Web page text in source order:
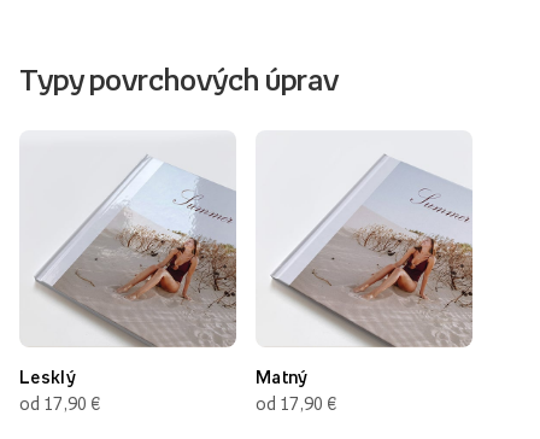
Typy povrchových úprav
Lesklý
od 17,90 €
Matný
od 17,90 €